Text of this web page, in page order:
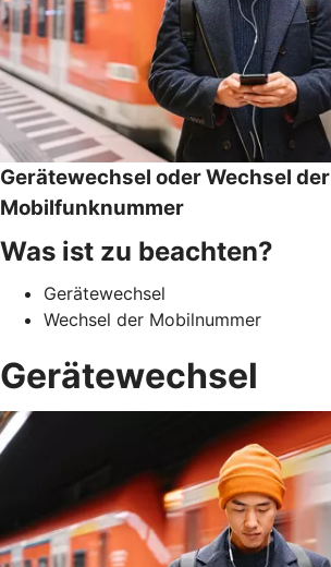
Gerätewechsel oder Wechsel der
Mobilfunknummer
Was ist zu beachten?
Gerätewechsel
Wechsel der Mobilnummer
Gerätewechsel